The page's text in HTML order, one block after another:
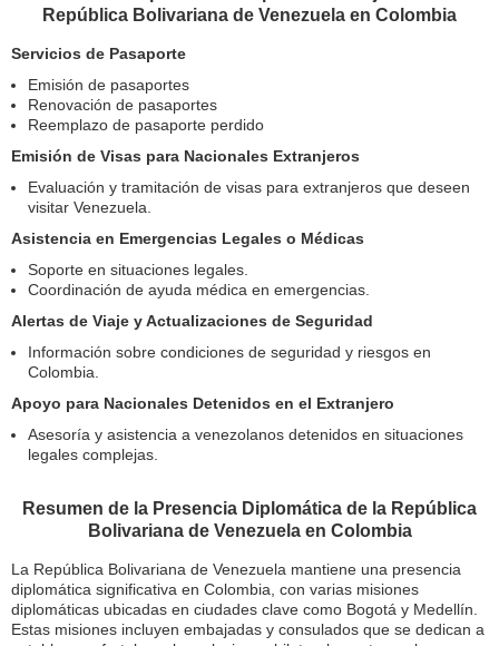
República Bolivariana de Venezuela en Colombia
Servicios de Pasaporte
Emisión de pasaportes
Renovación de pasaportes
Reemplazo de pasaporte perdido
Emisión de Visas para Nacionales Extranjeros
Evaluación y tramitación de visas para extranjeros que deseen
visitar Venezuela.
Asistencia en Emergencias Legales o Médicas
Soporte en situaciones legales.
Coordinación de ayuda médica en emergencias.
Alertas de Viaje y Actualizaciones de Seguridad
Información sobre condiciones de seguridad y riesgos en
Colombia.
Apoyo para Nacionales Detenidos en el Extranjero
Asesoría y asistencia a venezolanos detenidos en situaciones
legales complejas.
Resumen de la Presencia Diplomática de la República
Bolivariana de Venezuela en Colombia
La República Bolivariana de Venezuela mantiene una presencia
diplomática significativa en Colombia, con varias misiones
diplomáticas ubicadas en ciudades clave como Bogotá y Medellín.
Estas misiones incluyen embajadas y consulados que se dedican a